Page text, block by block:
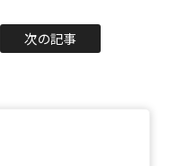
次の記事